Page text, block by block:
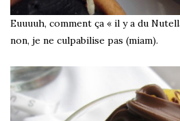
Euuuuh, comment ça « il y a du
non, je ne culpabilise pas (miam).